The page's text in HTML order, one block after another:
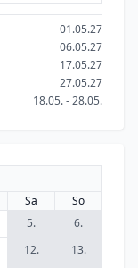
01.05.27
06.05.27
17.05.27
27.05.27
18.05. - 28.05.
Sa
So
5.
6.
12.
13.